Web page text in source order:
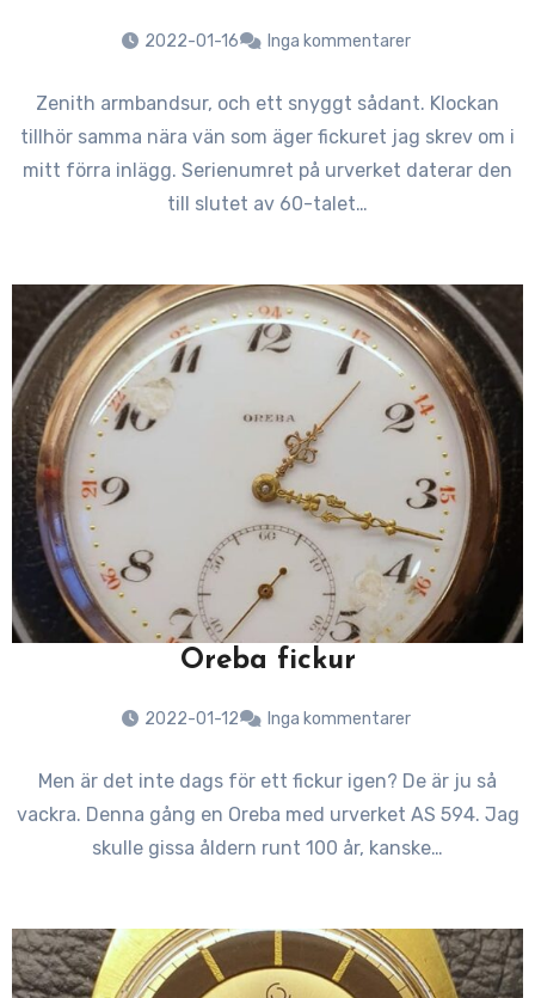
2022-01-16 Inga kommentarer
Zenith armbandsur, och ett snyggt sådant. Klockan
tillhör samma nära vän som äger fickuret jag skrev om i
mitt förra inlägg. Serienumret på urverket daterar den
till slutet av 60-talet…
Oreba fickur
2022-01-12 Inga kommentarer
Men är det inte dags för ett fickur igen? De är ju så
vackra. Denna gång en Oreba med urverket AS 594. Jag
skulle gissa åldern runt 100 år, kanske…